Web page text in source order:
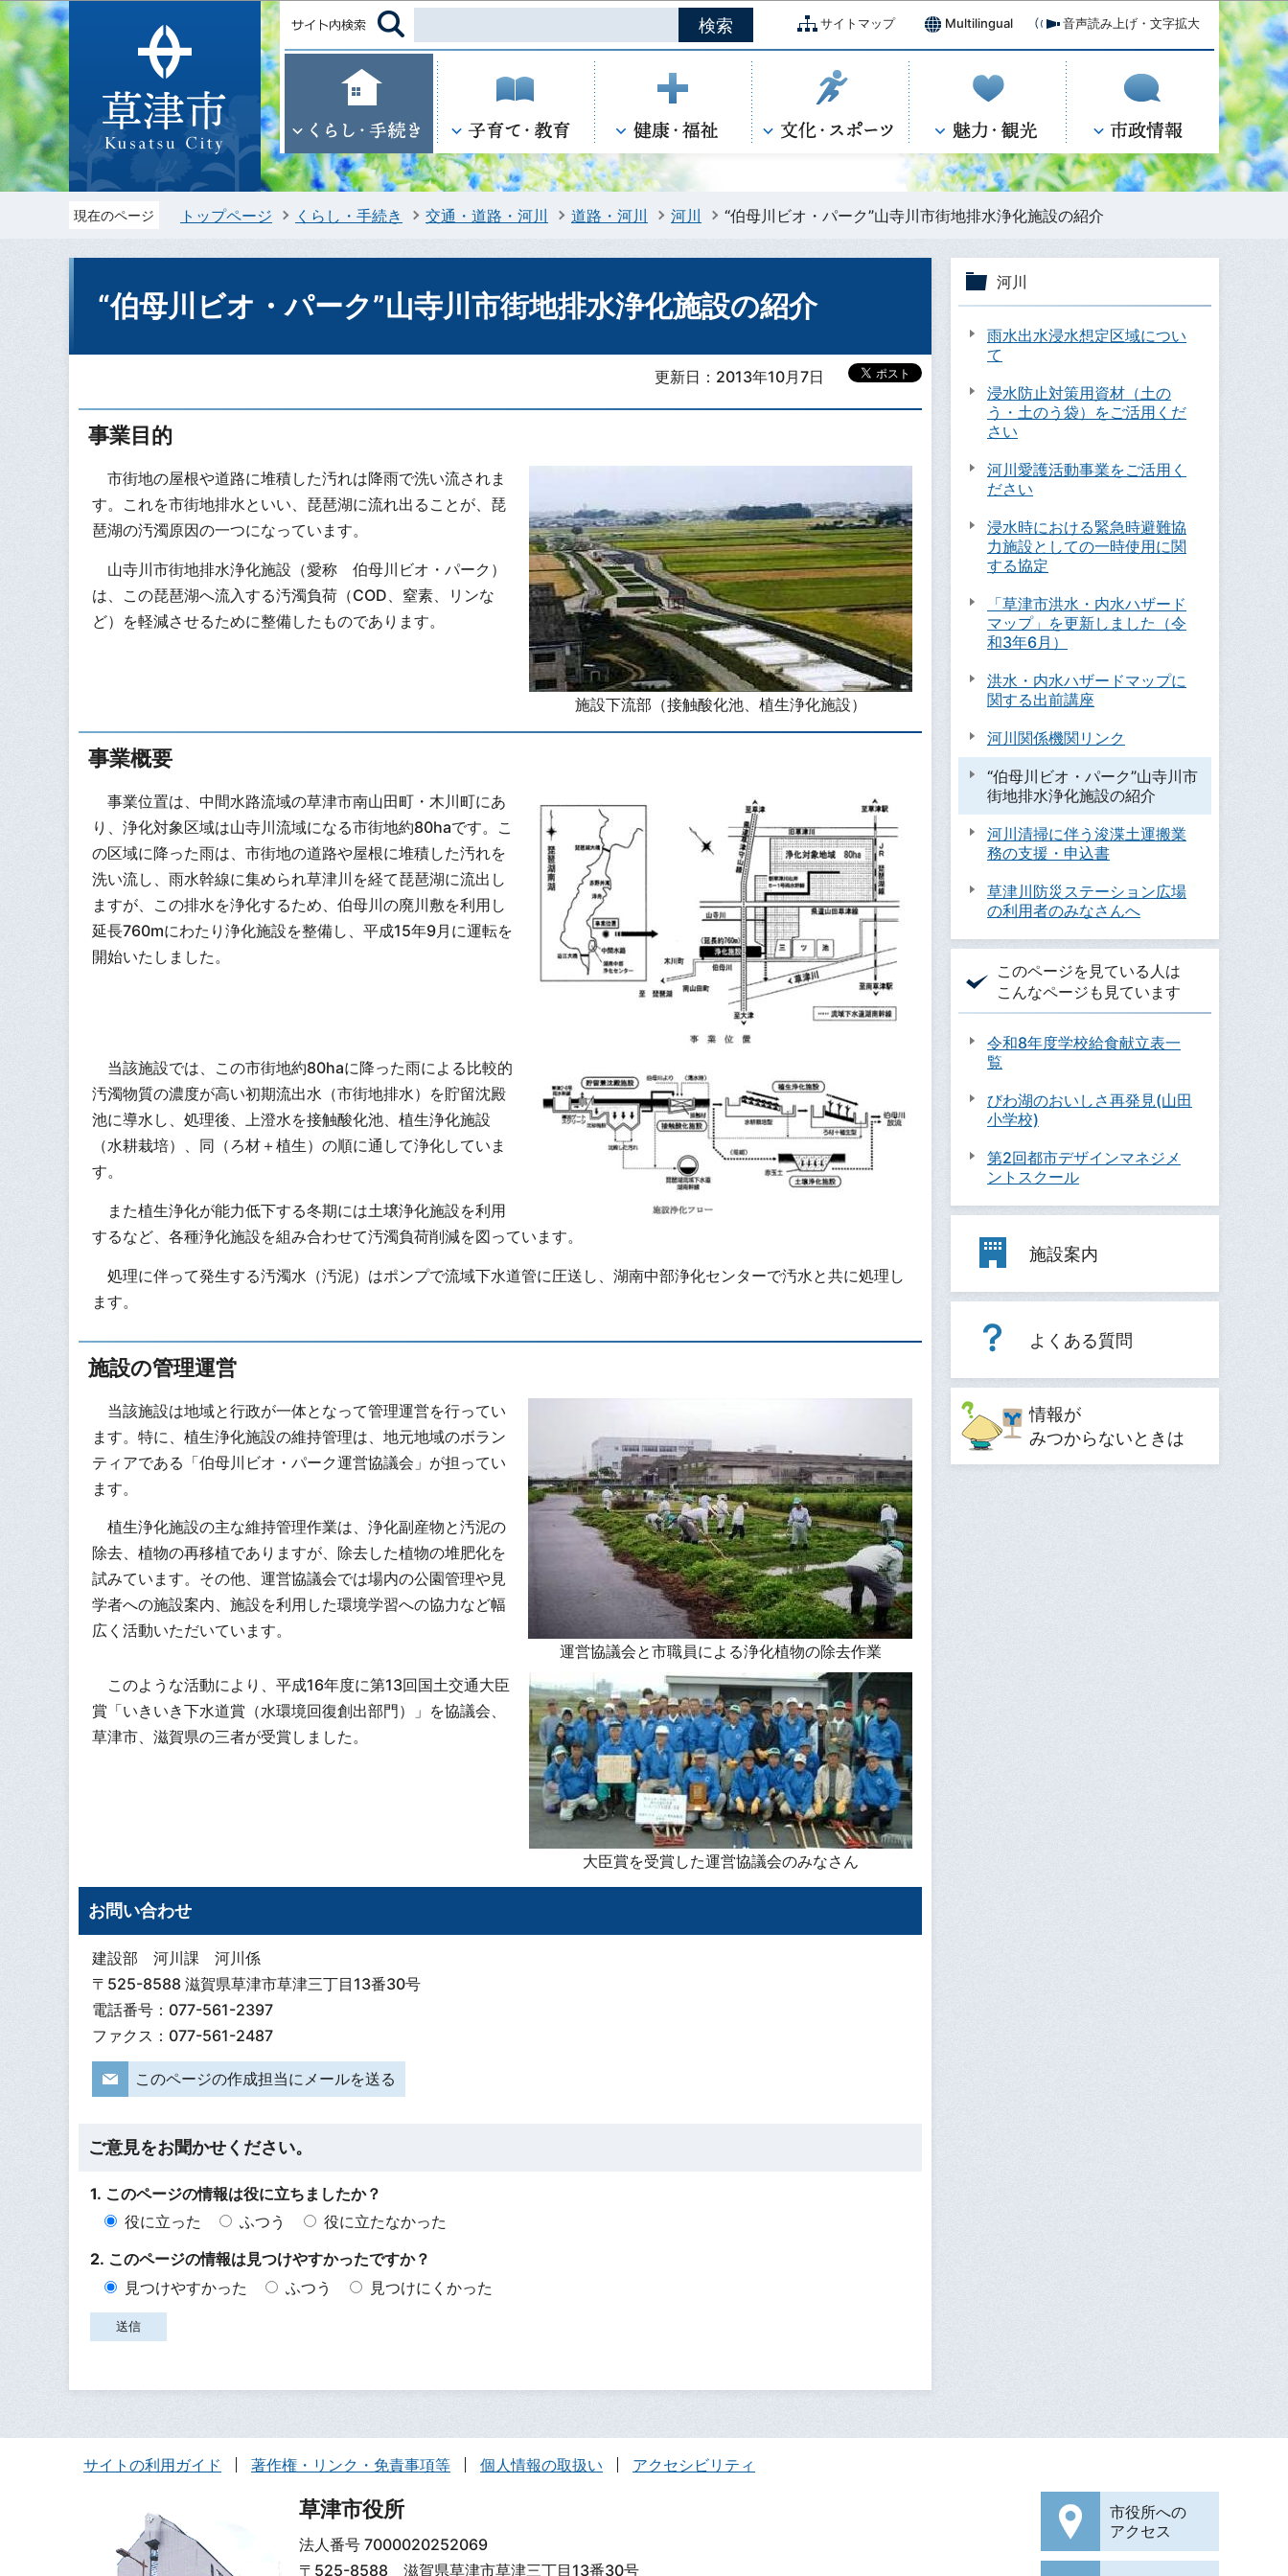
このページの本文へ移動
サイトマップ Multilingual 音声読み上げ・文字拡大
現在のページ トップページ くらし・手続き 交通・道路・河川 道路・河川 河川 “伯母川ビオ・パーク”山寺川市街地排水浄化施設の紹介
“伯母川ビオ・パーク”山寺川市街地排水浄化施設の紹介
更新日：2013年10月7日
事業目的
施設下流部（接触酸化池、植生浄化施設）
市街地の屋根や道路に堆積した汚れは降雨で洗い流されま
す。これを市街地排水といい、琵琶湖に流れ出ることが、琵
琶湖の汚濁原因の一つになっています。
山寺川市街地排水浄化施設（愛称 伯母川ビオ・パーク）
は、この琵琶湖へ流入する汚濁負荷（COD、窒素、リンな
ど）を軽減させるために整備したものであります。
事業概要
事業位置は、中間水路流域の草津市南山田町・木川町にあ
り、浄化対象区域は山寺川流域になる市街地約80haです。こ
の区域に降った雨は、市街地の道路や屋根に堆積した汚れを
洗い流し、雨水幹線に集められ草津川を経て琵琶湖に流出し
ますが、この排水を浄化するため、伯母川の廃川敷を利用し
延長760mにわたり浄化施設を整備し、平成15年9月に運転を
開始いたしました。
当該施設では、この市街地約80haに降った雨による比較的
汚濁物質の濃度が高い初期流出水（市街地排水）を貯留沈殿
池に導水し、処理後、上澄水を接触酸化池、植生浄化施設
（水耕栽培）、同（ろ材＋植生）の順に通して浄化していま
す。
また植生浄化が能力低下する冬期には土壌浄化施設を利用
するなど、各種浄化施設を組み合わせて汚濁負荷削減を図っています。
処理に伴って発生する汚濁水（汚泥）はポンプで流域下水道管に圧送し、湖南中部浄化センターで汚水と共に処理し
ます。
施設の管理運営
運営協議会と市職員による浄化植物の除去作業
当該施設は地域と行政が一体となって管理運営を行ってい
ます。特に、植生浄化施設の維持管理は、地元地域のボラン
ティアである「伯母川ビオ・パーク運営協議会」が担ってい
ます。
植生浄化施設の主な維持管理作業は、浄化副産物と汚泥の
除去、植物の再移植でありますが、除去した植物の堆肥化を
試みています。その他、運営協議会では場内の公園管理や見
学者への施設案内、施設を利用した環境学習への協力など幅
広く活動いただいています。
大臣賞を受賞した運営協議会のみなさん
このような活動により、平成16年度に第13回国土交通大臣
賞「いきいき下水道賞（水環境回復創出部門）」を協議会、
草津市、滋賀県の三者が受賞しました。
お問い合わせ
建設部 河川課 河川係
〒525-8588 滋賀県草津市草津三丁目13番30号
電話番号：077-561-2397
ファクス：077-561-2487
このページの作成担当にメールを送る
ご意見をお聞かせください。
1. このページの情報は役に立ちましたか？
役に立った
ふつう
役に立たなかった
2. このページの情報は見つけやすかったですか？
見つけやすかった
ふつう 見つけにくかった
河川
雨水出水浸水想定区域につい
て
浸水防止対策用資材（土の
う・土のう袋）をご活用くだ
さい
河川愛護活動事業をご活用く
ださい
浸水時における緊急時避難協
力施設としての一時使用に関
する協定
「草津市洪水・内水ハザード
マップ」を更新しました（令
和3年6月）
洪水・内水ハザードマップに
関する出前講座
河川関係機関リンク
“伯母川ビオ・パーク”山寺川市
街地排水浄化施設の紹介
河川清掃に伴う浚渫土運搬業
務の支援・申込書
草津川防災ステーション広場
の利用者のみなさんへ
このページを見ている人は
こんなページも見ています
令和8年度学校給食献立表一
覧
びわ湖のおいしさ再発見(山田
小学校)
第2回都市デザインマネジメ
ントスクール
施設案内
よくある質問
情報が
みつからないときは
サイトの利用ガイド 著作権・リンク・免責事項等 個人情報の取扱い アクセシビリティ
草津市役所
法人番号 7000020252069
〒525-8588 滋賀県草津市草津三丁目13番30号
市役所への
アクセス